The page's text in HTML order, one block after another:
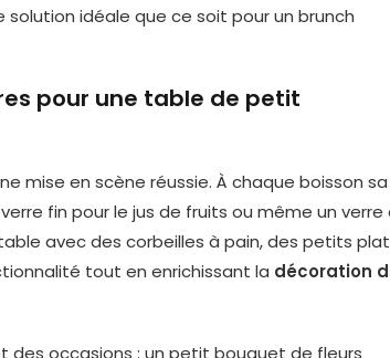
idéale que ce soit pour un brunch
pour une table de petit
mise en scène réussie. À chaque boisson sa
fin pour le jus de fruits ou même un verre
avec des corbeilles à pain, des petits
tout en enrichissant la décoration
occasions : un petit bouquet de fleurs